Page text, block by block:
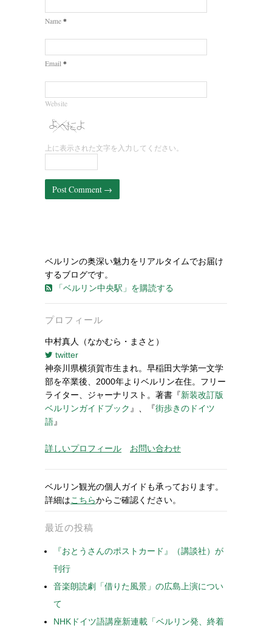
Name *
Email *
Website
上に表示された文字を入力してください。
ベルリンの奥深い魅力をリアルタイムでお届け
するブログです。
「ベルリン中央駅」を購読する
プロフィール
中村真人（なかむら・まさと）
twitter
神奈川県横須賀市生まれ。早稲田大学第一文学
部を卒業後、2000年よりベルリン在住。フリー
ライター、ジャーナリスト。著書『新装改訂版
ベルリンガイドブック 』、『街歩きのドイツ
語』
詳しいプロフィール お問い合わせ
ベルリン観光の個人ガイドも承っております。
詳細はこちらからご確認ください。
最近の投稿
『おとうさんのポストカード』（講談社）が
刊行
音楽朗読劇「借りた風景」の広島上演につい
て
NHKドイツ語講座新連載「ベルリン発、終着